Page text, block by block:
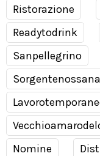
Ristorazione
Readytodrink
Sanpellegrino
Sorgentenossana
Nomine